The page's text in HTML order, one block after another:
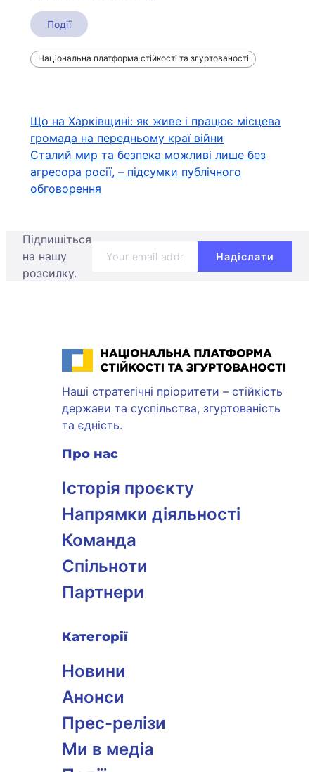
Події
Національна платформа стійкості та згуртованості
Навігація
записів
Що на Харківщині: як живе і працює місцева
громада на передньому краї війни
Сталий мир та безпека можливі лише без
агресора росії, – підсумки публічного
обговорення
Підпишіться
на нашу
розсилку.
Національна платформа стійкості та згуртованості
Наші стратегічні пріоритети – стійкість
держави та суспільства, згуртованість
та єдність.
Про нас
Історія проєкту
Напрямки діяльності
Команда
Спільноти
Партнери
Категорії
Новини
Анонси
Прес-релізи
Ми в медіа